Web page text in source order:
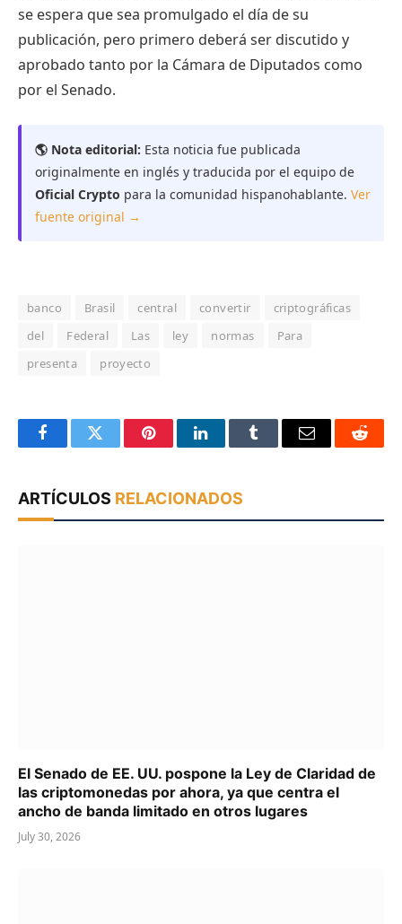
se espera que sea promulgado el día de su
publicación, pero primero deberá ser discutido y
aprobado tanto por la Cámara de Diputados como
por el Senado.
🌎 Nota editorial: Esta noticia fue publicada
originalmente en inglés y traducida por el equipo de
Oficial Crypto para la comunidad hispanohablante. Ver
fuente original →
banco Brasil central convertir
criptográficas
del
Federal Las ley normas
Para
presenta
proyecto
FacebookTwitter PinterestLinkedInTumblr Email Reddit
ARTÍCULOS RELACIONADOS
El Senado de EE. UU. pospone la Ley de Claridad de
las criptomonedas por ahora, ya que centra el
ancho de banda limitado en otros lugares
July 30, 2026